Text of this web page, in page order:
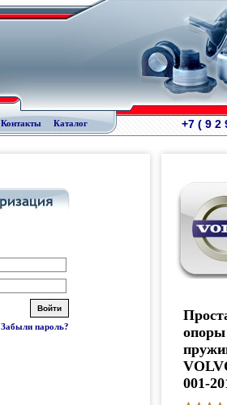
Контакты Каталог +7 ( 9 2
Забыли пароль?
опоры
001-